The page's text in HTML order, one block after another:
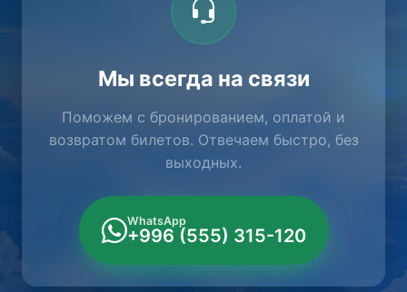
Мы всегда на связи
Поможем с бронированием, оплатой и
возвратом билетов. Отвечаем быстро, без
выходных.
WhatsApp
+996 (555) 315-120